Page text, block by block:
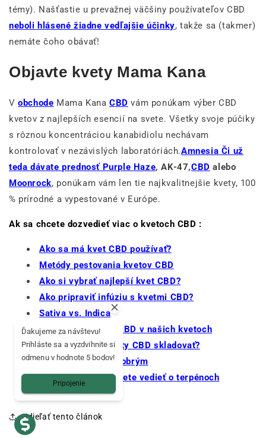
témy). Našťastie u prevažnej väčšiny používateľov CBD
neboli hlásené žiadne vedľajšie účinky, takže sa (takmer)
nemáte čoho obávať!
Objavte kvety Mama Kana
Vobchode Mama KanaCBD vám ponúkam výber CBD
kvetov z najlepších esencií na svete. Všetky svoje púčiky
s rôznou koncentráciou kanabidiolu nechávam
kontrolovať v nezávislých laboratóriách.Amnesia Či už
teda dávate prednosťPurple Haze, AK-47,CBD alebo
Moonrock, ponúkam vám len tie najkvalitnejšie kvety, 100
% prírodné a vypestované v Európe.
Ak sa chcete dozvedieť viac o kvetoch CBD :
Ako sa má kvet CBD používať?
Metódy pestovania kvetov CBD
Ako si vybrať najlepší kvet CBD?
Ako pripraviť infúziu s kvetmi CBD?
Sativa vs. Indica
Prirodzený obsah CBD v našich kvetoch
Ako by sa mali kvety CBD skladovať?
Čo robí kvet CBD dobrým
Všetko, čo potrebujete vedieť o terpénoch
Zdieľať tento článok
Ďakujeme za návštevu!
Prihláste sa a vyzdvihnite si
odmenu v hodnote 5 bodov!
Pripojenie